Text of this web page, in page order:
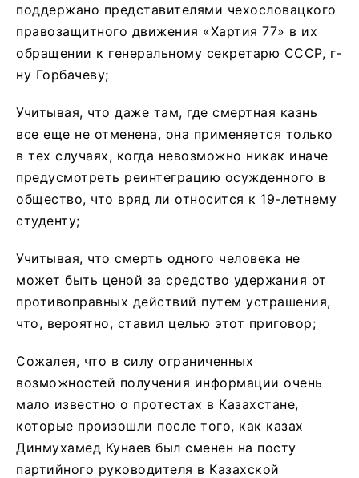
поддержано представителями чехословацкого
правозащитного движения «Хартия 77» в их
обращении к генеральному секретарю СССР, г-
ну Горбачеву;
Учитывая, что даже там, где смертная казнь
все еще не отменена, она применяется только
в тех случаях, когда невозможно никак иначе
предусмотреть реинтеграцию осужденного в
общество, что вряд ли относится к 19-летнему
студенту;
Учитывая, что смерть одного человека не
может быть ценой за средство удержания от
противоправных действий путем устрашения,
что, вероятно, ставил целью этот приговор;
Сожалея, что в силу ограниченных
возможностей получения информации очень
мало известно о протестах в Казахстане,
которые произошли после того, как казах
Динмухамед Кунаев был сменен на посту
партийного руководителя в Казахской